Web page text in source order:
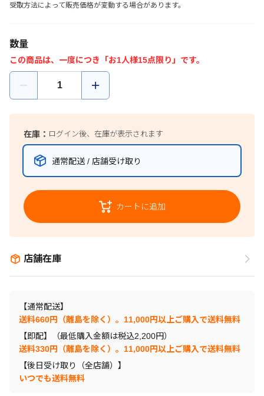
受取方法によって販売価格が変動する場合があります。
数量
この商品は、一度につき「お1人様15点限り」です。
在庫： ログイン後、在庫が表示されます
通常配送 / 店舗受け取り
カートに追加
店舗在庫
【通常配送】
送料660円（離島を除く）。11,000円以上ご購入で送料無料
【即配】（最低購入金額は税込2,200円）
送料330円（離島を除く）。11,000円以上ご購入で送料無料
【後日受け取り（全店舗）】
いつでも送料無料